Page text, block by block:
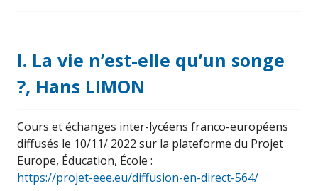
I. La vie n’est-elle qu’un songe
?, Hans LIMON
Cours et échanges inter-lycéens franco-européens
diffusés le 10/11/ 2022 sur la plateforme du Projet
Europe, Éducation, École :
https://projet-eee.eu/diffusion-en-direct-564/